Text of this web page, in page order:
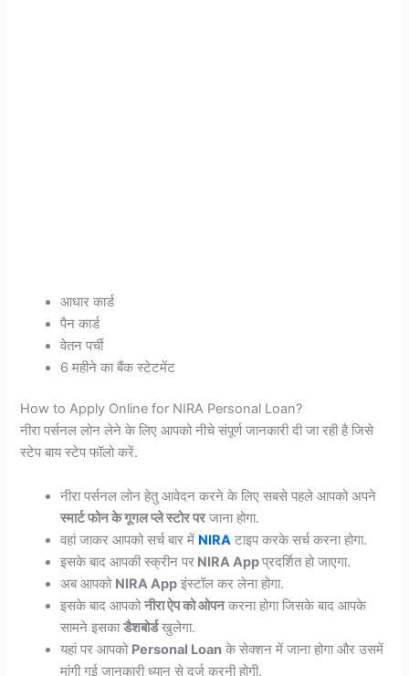
आधार कार्ड
पैन कार्ड
वेतन पर्ची
6 महीने का बैंक स्टेटमेंट
How to Apply Online for NIRA Personal Loan?
नीरा पर्सनल लोन लेने के लिए आपको नीचे संपूर्ण जानकारी दी जा रही है जिसे
स्टेप बाय स्टेप फॉलो करें.
नीरा पर्सनल लोन हेतु आवेदन करने के लिए सबसे पहले आपको अपने
स्मार्ट फोन के गूगल प्ले स्टोर परजाना होगा.
वहां जाकर आपको सर्च बार में NIRA टाइप करके सर्च करना होगा.
इसके बाद आपकी स्क्रीन पर NIRA Appप्रदर्शित हो जाएगा.
अब आपको NIRA App इंस्टॉल कर लेना होगा.
इसके बाद आपकोनीरा ऐप को ओपनकरना होगा जिसके बाद आपके
सामने इसकाडैशबोर्डखुलेगा.
यहां पर आपको Personal Loan के सेक्शन में जाना होगा और उसमें
मांगी गई जानकारी ध्यान से दर्ज करनी होगी.